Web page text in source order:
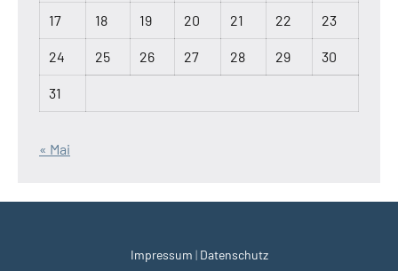
17 18 19 20 21 22 23
24 25 26 27 28 29 30
31
« Mai
Impressum | Datenschutz